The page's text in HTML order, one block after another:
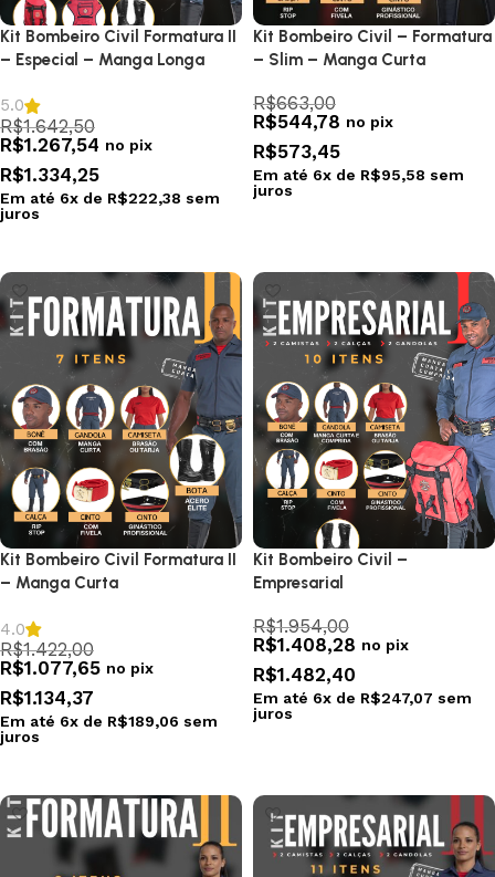
Kit Bombeiro Civil Formatura II
– Especial – Manga Longa
5.0
R$1.642,50
R$1.267,54 no pix
R$1.334,25
Em até 6x de R$222,38 sem
juros
Kit Bombeiro Civil – Formatura
– Slim – Manga Curta
R$663,00
R$544,78 no pix
R$573,45
Em até 6x de R$95,58 sem
juros
Kit Bombeiro Civil Formatura II
– Manga Curta
4.0
R$1.422,00
R$1.077,65 no pix
R$1.134,37
Em até 6x de R$189,06 sem
juros
Kit Bombeiro Civil –
Empresarial
R$1.954,00
R$1.408,28 no pix
R$1.482,40
Em até 6x de R$247,07 sem
juros